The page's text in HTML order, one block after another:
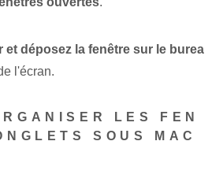
et déposez la fenêtre sur le burea
l'écran.
LES FEN
SOUS MAC